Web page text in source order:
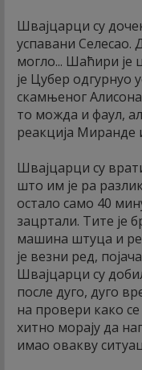
Швајцарци су
успавани Селесао.
могло... Шаћири је
је Цубер одгурнуо
скамњеног
то можда и фаул,
реакција Миранде
Швајцарци су
што им је ра
остало само 40
зацртали. Тите је
машина штуца и
је везни ред,
Швајцарци су
после дуго, дуго
на провери како
хитно морају да
имао овакву